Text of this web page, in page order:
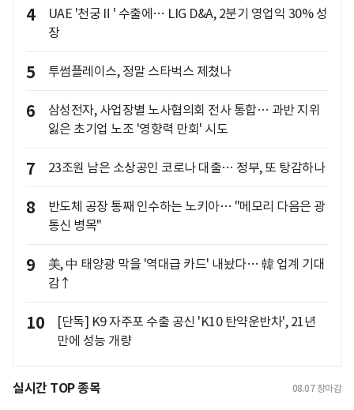
4
UAE '천궁Ⅱ' 수출에… LIG D&A, 2분기 영업익 30% 성
장
5 투썸플레이스, 정말 스타벅스 제쳤나
6
삼성전자, 사업장별 노사협의회 전사 통합… 과반 지위
잃은 초기업 노조 '영향력 만회' 시도
7 23조원 남은 소상공인 코로나 대출… 정부, 또 탕감하나
8
반도체 공장 통째 인수하는 노키아… "메모리 다음은 광
통신 병목"
9
美, 中 태양광 막을 '역대급 카드' 내놨다… 韓 업계 기대
감↑
10
[단독] K9 자주포 수출 공신 'K10 탄약운반차', 21년
만에 성능 개량
실시간 TOP 종목 08.07 장마감